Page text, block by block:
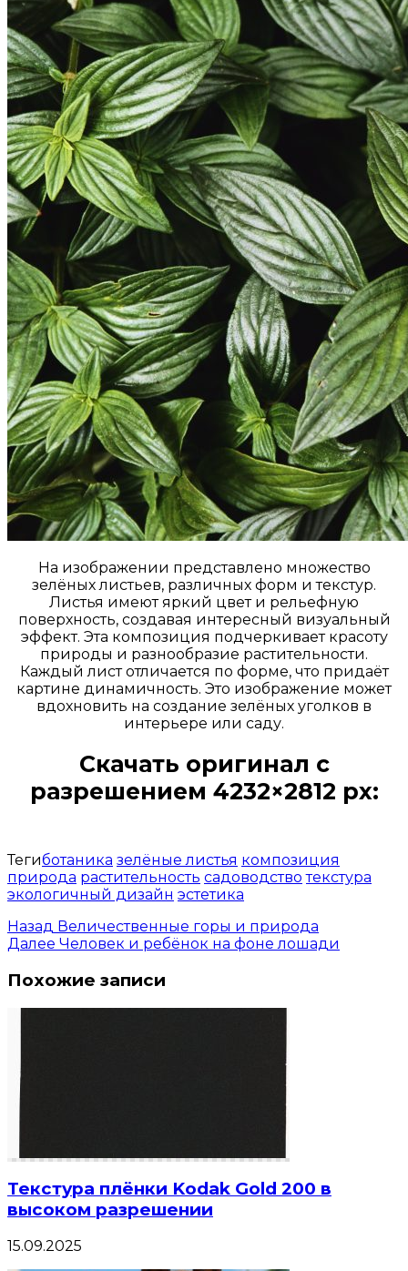
На изображении представлено множество
зелёных листьев, различных форм и текстур.
Листья имеют яркий цвет и рельефную
поверхность, создавая интересный визуальный
эффект. Эта композиция подчеркивает красоту
природы и разнообразие растительности.
Каждый лист отличается по форме, что придаёт
картине динамичность. Это изображение может
вдохновить на создание зелёных уголков в
интерьере или саду.
Скачать оригинал с
разрешением 4232×2812 px:
Тегиботаника зелёные листья композиция
природа растительность садоводство текстура
экологичный дизайн эстетика
Назад Величественные горы и природа
Далее Человек и ребёнок на фоне лошади
Похожие записи
Текстура плёнки Kodak Gold 200 в
высоком разрешении
15.09.2025